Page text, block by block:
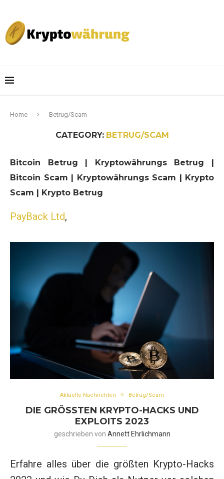
Home Betrug/Scam
CATEGORY: BETRUG/SCAM
Bitcoin Betrug | Kryptowährungs Betrug |
Bitcoin Scam | Kryptowährungs Scam | Krypto
Scam | Krypto Betrug
PayBack Ltd,
Aktuelle Nachrichten Betrug/Scam
DIE GRÖSSTEN KRYPTO-HACKS UND E
XPLOITS 2023
geschrieben von Annett Ehrlichmann
Erfahre alles über die größten Krypto-Hacks